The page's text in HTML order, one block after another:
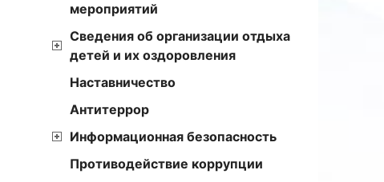
мероприятий
Сведения об организации отдыха
детей и их оздоровления
Наставничество
Антитеррор
Информационная безопасность
Противодействие коррупции